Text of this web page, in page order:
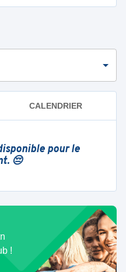
CALENDRIER
pour le
😔
!